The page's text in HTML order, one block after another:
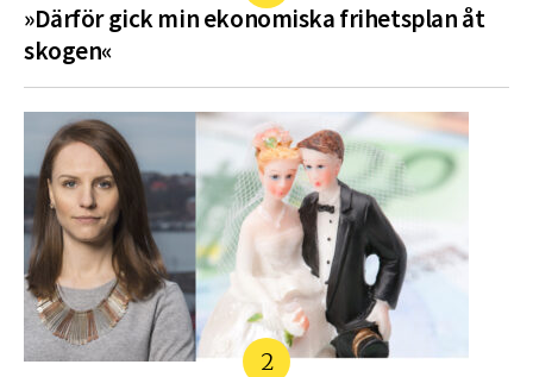
»Därför gick min ekonomiska frihetsplan åt
skogen«